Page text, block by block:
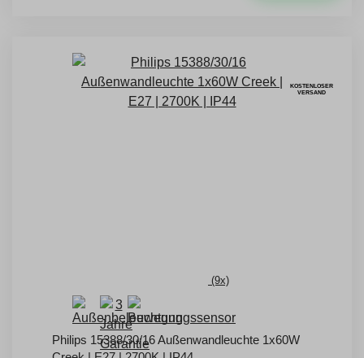
KOSTENLOSER
VERSAND
(9x)
Philips 15388/30/16 Außenwandleuchte 1x60W